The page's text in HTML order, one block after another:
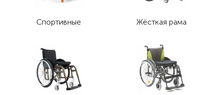
Спортивные Жёсткая рама